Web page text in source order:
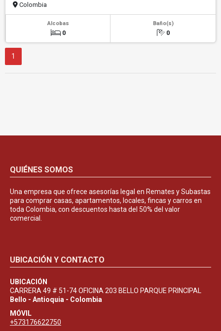
Colombia
Alcobas
0
Baño(s)
0
1
QUIÉNES SOMOS
Una empresa que ofrece asesorías legal en Remates y Subastas
para comprar casas, apartamentos, locales, fincas y carros en
toda Colombia, con descuentos hasta del 50% del valor
comercial.
UBICACIÓN Y CONTACTO
UBICACIÓN
CARRERA 49 # 51-74 OFICINA 203 BELLO PARQUE PRINCIPAL
Bello - Antioquia - Colombia
MÓVIL
+573176622750